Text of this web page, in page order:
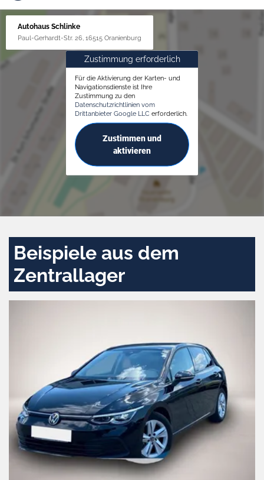
Autohaus Schlinke
Paul-Gerhardt-Str. 26, 16515 Oranienburg
Zustimmung erforderlich
Für die Aktivierung der Karten- und
Navigationsdienste ist Ihre
Zustimmung zu den
Datenschutzrichtlinien vom
Drittanbieter Google LLC erforderlich.
Zustimmen und
aktivieren
Beispiele aus dem
Zentrallager